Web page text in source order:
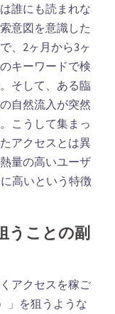
誰にも読まれな
意図を意識した
、2ヶ月から3ヶ
キーワードで検
そして、ある臨
自然流入が突然
こうして集まっ
アクセスとは異
量の高いユーザ
高いという特徴
うことの副
アクセスを稼ご
」を狙うような